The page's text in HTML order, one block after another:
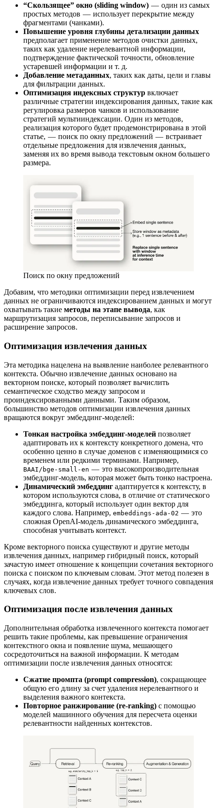
“Скользящее” окно (sliding window) — один из самых
простых методов — использует перекрытие между
фрагментами (чанками).
Повышение уровня глубины детализации данных
предполагает применение методов очистки данных,
таких как удаление нерелевантной информации,
подтверждение фактической точности, обновление
устаревшей информации и т. д.
Добавление метаданных, таких как даты, цели и главы
для фильтрации данных.
Оптимизация индексных структур включает
различные стратегии индексирования данных, такие как
регулировка размеров чанков и использование
стратегий мультииндексации. Один из методов,
реализация которого будет продемонстрирована в этой
статье, — поиск по окну предложений — встраивает
отдельные предложения для извлечения данных,
заменяя их во время вывода текстовым окном большего
размера.
Поиск по окну предложений
Добавим, что методики оптимизации перед извлечением
данных не ограничиваются индексированием данных и могут
охватывать такие методы на этапе вывода, как
маршрутизация запросов, переписывание запросов и
расширение запросов.
Оптимизация извлечения данных
Эта методика нацелена на выявление наиболее релевантного
контекста. Обычно извлечение данных основано на
векторном поиске, который позволяет вычислить
семантическое сходство между запросом и
проиндексированными данными. Таким образом,
большинство методов оптимизации извлечения данных
вращаются вокруг эмбеддинг-моделей:
Тонкая настройка эмбеддинг-моделей позволяет
адаптировать их к контексту конкретного домена, что
особенно ценно в случае доменов с изменяющимися со
временем или редкими терминами. Например,
BAAI/bge-small-en — это высокопроизводительная
эмбеддинг-модель, которая может быть тонко настроена.
Динамический эмбеддинг адаптируется к контексту, в
котором используются слова, в отличие от статического
эмбеддинга, который использует один вектор для
каждого слова. Например, embeddings-ada-02 — это
сложная OpenAI-модель динамического эмбеддинга,
способная учитывать контекст.
Кроме векторного поиска существуют и другие методы
извлечения данных, например гибридный поиск, который
зачастую имеет отношение к концепции сочетания векторного
поиска с поиском по ключевым словам. Этот метод полезен в
случаях, когда извлечение данных требует точного совпадения
ключевых слов.
Оптимизация после извлечения данных
Дополнительная обработка извлеченного контекста помогает
решить такие проблемы, как превышение ограничения
контекстного окна и появление шума, мешающего
сосредоточиться на важной информации. К методам
оптимизации после извлечения данных относятся:
Сжатие промпта (prompt compression), сокращающее
общую его длину за счет удаления нерелевантного и
выделения важного контекста.
Повторное ранжирование (re-ranking) с помощью
моделей машинного обучения для пересчета оценки
релевантности найденных контекстов.